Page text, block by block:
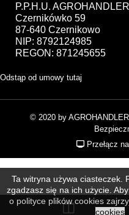
Ta witryna używa ciasteczek.
zgadzasz się na ich użycie.
o polityce plików cookies
cookies
P.P.H.U.
Czernikówko 59
87-640 Czernikowo
NIP: 8792124985
REGON: 871245655
Odstąp od umowy tutaj
© 2020 by
Przełącz